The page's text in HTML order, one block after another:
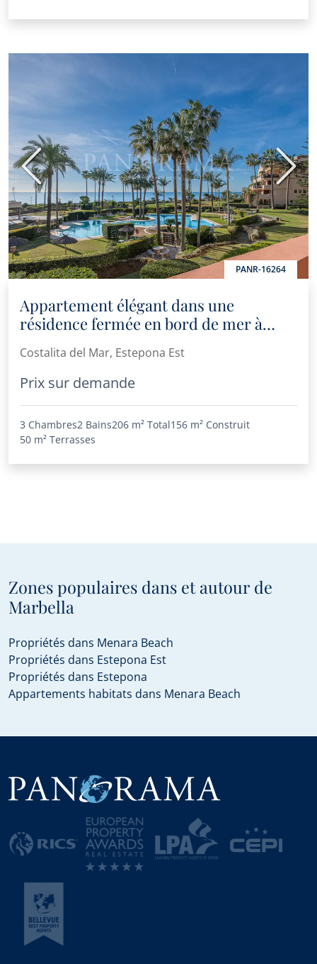
PANR-16264
Précédent
Appartement élégant dans une
résidence fermée en bord de mer à
Costalita del Mar, Estepona Est
Prix sur demande
3 Chambres2 Bains206 m² Total156 m² Construit
50 m² Terrasses
Zones populaires dans et autour de
Marbella
Propriétés dans Menara Beach
Propriétés dans Estepona Est
Propriétés dans Estepona
Appartements habitats dans Menara Beach